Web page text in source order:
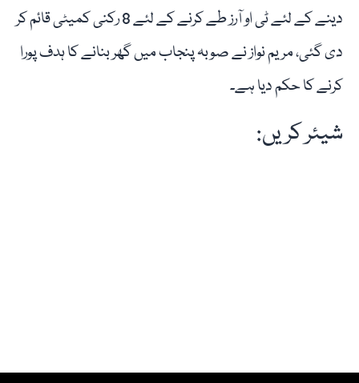
دینے کے لئے ٹی او آرز طے کرنے کے لئے 8 رکنی کمیٹی قائم کر
دی گئی، مریم نواز نے صوبہ پنجاب میں گھر بنانے کا ہدف پورا
کرنے کا حکم دیا ہے۔
شیئر کریں: